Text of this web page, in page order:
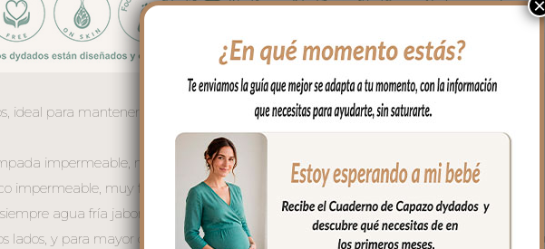
ideal para mantener organizados y protegidos los documentos importantes de tu
impermeable, muy suave y agradable.
impermeable, muy fácil de limpiar por dentro y por fuera con paño húmedo y cuando
agua fría jabones no abrasivos y secado al natural.
lados, y para mayor comodidad y que no te falte de nada lleva incluido una agenda y
×